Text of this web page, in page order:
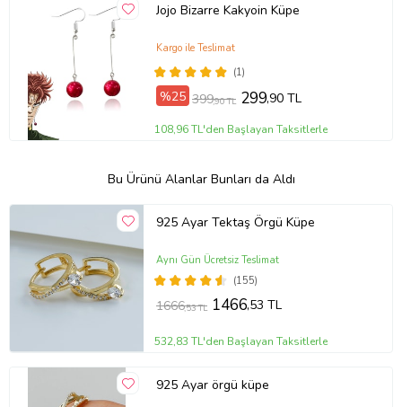
Jojo Bizarre Kakyoin Küpe
(1)
Kargo ile Teslimat
%25 399,90 TL 299,90 TL
108,96 TL'den Başlayan Taksitlerle
Bu Ürünü Alanlar Bunları da Aldı
925 Ayar Tektaş Örgü Küpe
(155)
Aynı Gün Ücretsiz Teslimat
1666,53 TL 1466,53 TL
532,83 TL'den Başlayan Taksitlerle
925 Ayar örgü küpe